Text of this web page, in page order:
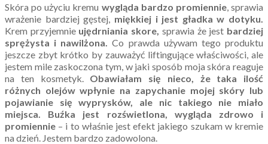
Skóra po użyciu kremu wygląda bardzo promiennie, sprawia
wrażenie bardziej gęstej,
miękkiej i jest gładka w dotyku.
Krem przyjemnie ujędrniania skore, sprawia że jest bardziej
sprężysta i nawilżona.
Co prawda używam tego produktu
jeszcze zbyt krótko by zauważyć liftingujące właściwości, ale
jestem mile zaskoczona tym, w jaki sposób moja skóra reaguje
na ten kosmetyk. Obawiałam się nieco, że taka ilość
różnych olejów wpłynie na zapychanie mojej skóry lub
pojawianie się wyprysków, ale nic takiego nie miało
miejsca.
Buźka jest rozświetlona, wygląda zdrowo i
promiennie – i to właśnie jest efekt jakiego szukam w kremie
na dzień. Jestem bardzo zadowolona.